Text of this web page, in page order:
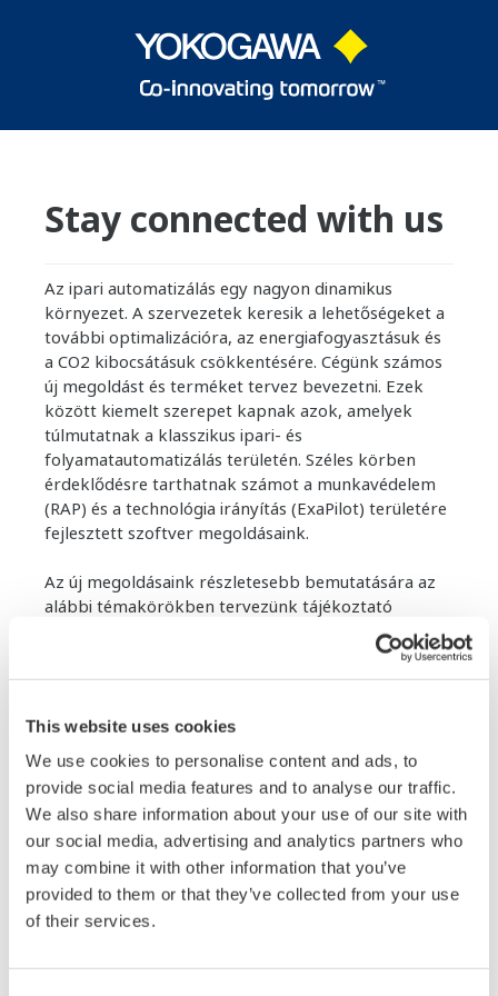
This website uses cookies
We use cookies to personalise content and ads, to
provide social media features and to analyse our traffic.
We also share information about your use of our site with
our social media, advertising and analytics partners who
may combine it with other information that you’ve
provided to them or that they’ve collected from your use
of their services.
Stay connected with us
Az ipari automatizálás egy nagyon dinamikus
környezet. A szervezetek keresik a lehetőségeket a
további optimalizációra, az energiafogyasztásuk és
a CO2 kibocsátásuk csökkentésére. Cégünk számos
új megoldást és terméket tervez bevezetni. Ezek
között kiemelt szerepet kapnak azok, amelyek
túlmutatnak a klasszikus ipari- és
folyamatautomatizálás területén. Széles körben
érdeklődésre tarthatnak számot a munkavédelem
(RAP) és a technológia irányítás (ExaPilot) területére
fejlesztett szoftver megoldásaink.
Az új megoldásaink részletesebb bemutatására az
alábbi témakörökben tervezünk tájékoztató
⋅ Yokogawa RAPKozkázatértékelés alapú
⋅ Exapilot- Egyedülálló operátor támogató
"autopilot" megoldás, szabványos működési eljárás
(SOP) implementálásával. DCS rendszerrel integrált
procedurális automatizálás megvalósításához
⋅ DTSXOptikai kábel alapú ipari hőmérséklet mérés,
akár 50km-es hosszon, akár 10cm felbontással
kommunikációval. Tényleges állapot (Condition